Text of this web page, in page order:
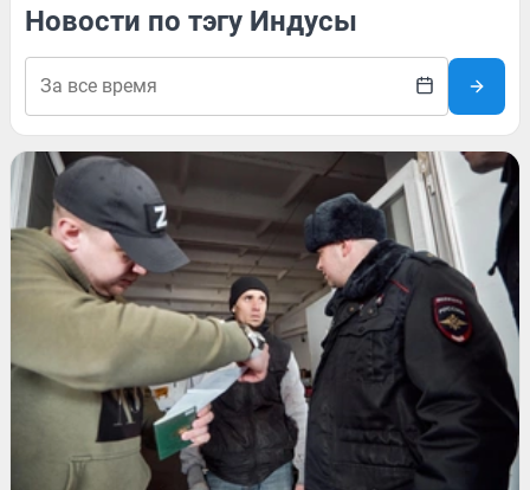
Новости по тэгу Индусы